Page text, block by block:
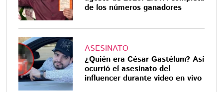
de los números ganadores
ASESINATO
¿Quién era César Gastélum? Así
ocurrió el asesinato del
influencer durante video en vivo